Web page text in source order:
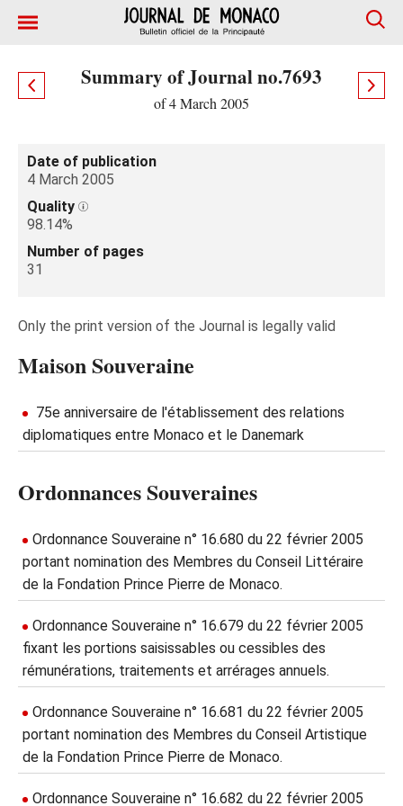
Summary of Journal no.7693
of 4 March 2005
Date of publication
4 March 2005
Quality
98.14%
Number of pages
31
Only the print version of the Journal is legally valid
Maison Souveraine
75e anniversaire de l'établissement des relations
diplomatiques entre Monaco et le Danemark
Ordonnances Souveraines
Ordonnance Souveraine n° 16.680 du 22 février 2005
portant nomination des Membres du Conseil Littéraire
de la Fondation Prince Pierre de Monaco.
Ordonnance Souveraine n° 16.679 du 22 février 2005
fixant les portions saisissables ou cessibles des
rémunérations, traitements et arrérages annuels.
Ordonnance Souveraine n° 16.681 du 22 février 2005
portant nomination des Membres du Conseil Artistique
de la Fondation Prince Pierre de Monaco.
Ordonnance Souveraine n° 16.682 du 22 février 2005